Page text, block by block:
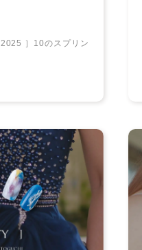
］10のスプリン